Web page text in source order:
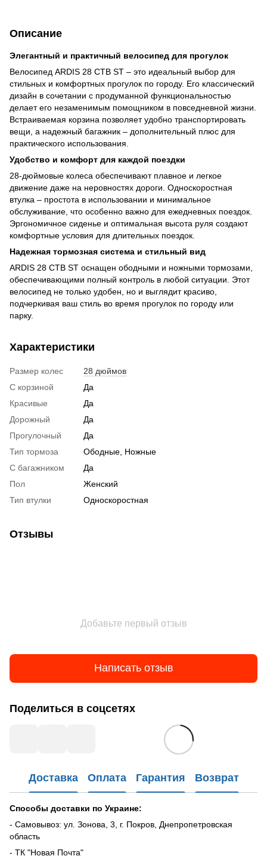
Описание
Элегантный и практичный велосипед для прогулок
Велосипед ARDIS 28 CTB ST – это идеальный выбор для
стильных и комфортных прогулок по городу. Его классический
дизайн в сочетании с продуманной функциональностью
делает его незаменимым помощником в повседневной жизни.
Встраиваемая корзина позволяет удобно транспортировать
вещи, а надежный багажник – дополнительный плюс для
практического использования.
Удобство и комфорт для каждой поездки
28-дюймовые колеса обеспечивают плавное и легкое
движение даже на неровностях дороги. Односкоростная
втулка – простота в использовании и минимальное
обслуживание, что особенно важно для ежедневных поездок.
Эргономичное сиденье и оптимальная высота руля создают
комфортные условия для длительных поездок.
Надежная тормозная система и стильный вид
ARDIS 28 CTB ST оснащен ободными и ножными тормозами,
обеспечивающими полный контроль в любой ситуации. Этот
велосипед не только удобен, но и выглядит красиво,
подчеркивая ваш стиль во время прогулок по городу или
парку.
Характеристики
Размер колес
28 дюймов
С корзиной
Да
Красивые
Да
Дорожный
Да
Прогулочный
Да
Тип тормоза
Ободные, Ножные
С багажником
Да
Пол
Женский
Тип втулки
Односкоростная
Отзывы
Добавьте первый отзыв
Написать отзыв
Поделиться в соцсетях
Доставка Оплата Гарантия Возврат
Способы доставки по Украине:
- Самовывоз: ул. Зонова, 3, г. Покров, Днепропетровская
область
- ТК "Новая Почта"